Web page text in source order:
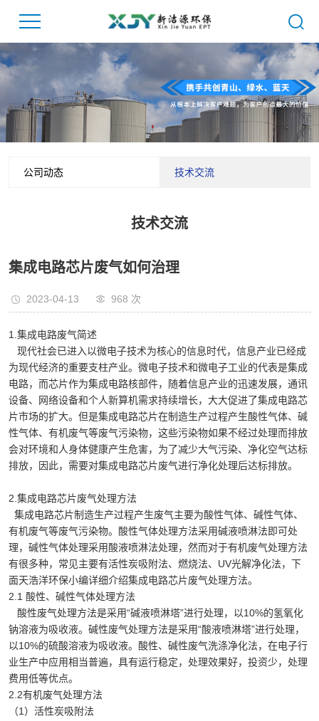
公司动态 技术交流
技术交流
集成电路芯片废气如何治理
2023-04-13 968 次
1.集成电路废气简述
现代社会已进入以微电子技术为核心的信息时代，信息产业已经成
为现代经济的重要支柱产业。微电子技术和微电子工业的代表是集成
电路，而芯片作为集成电路核部件，随着信息产业的迅速发展，通讯
设备、网络设备和个人新算机需求持续增长，大大促进了集成电路芯
片市场的扩大。但是集成电路芯片在制造生产过程产生酸性气体、碱
性气体、有机废气等废气污染物，这些污染物如果不经过处理而排放
会对环境和人身体健康产生危害，为了减少大气污染、净化空气达标
排放，因此，需要对集成电路芯片废气进行净化处理后达标排放。
2.集成电路芯片废气处理方法
集成电路芯片制造生产过程产生废气主要为酸性气体、碱性气体、
有机废气等废气污染物。酸性气体处理方法采用碱液喷淋法即可处
理，碱性气体处理采用酸液喷淋法处理，然而对于有机废气处理方法
有很多种，常见主要有活性炭吸附法、燃烧法、UV光解净化法，下
面天浩洋环保小编详细介绍集成电路芯片废气处理方法。
2.1 酸性、碱性气体处理方法
酸性废气处理方法是采用“碱液喷淋塔”进行处理，以10%的氢氧化
钠溶液为吸收液。碱性废气处理方法是采用“酸液喷淋塔”进行处理，
以10%的硫酸溶液为吸收液。酸性、碱性废气洗涤净化法，在电子行
业生产中应用相当普遍，具有运行稳定，处理效果好，投资少，处理
费用低等优点。
2.2有机废气处理方法
（1）活性炭吸附法